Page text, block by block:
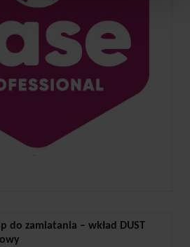
do zamiatania – wkład DUST